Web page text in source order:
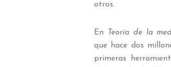
otros.
En Teoría de la
que hace dos
primeras